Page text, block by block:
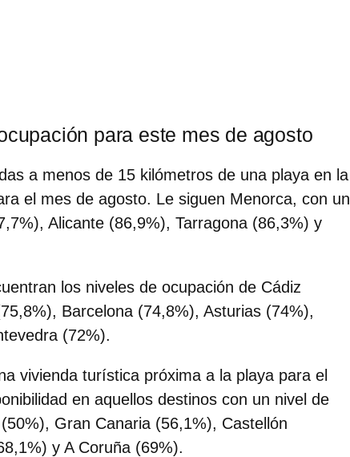
para este mes de agosto
a menos de 15 kilómetros de una playa en la
el mes de agosto. Le siguen Menorca, con un
Alicante (86,9%), Tarragona (86,3%) y
los niveles de ocupación de Cádiz
Barcelona (74,8%), Asturias (74%),
(72%).
vivienda turística próxima a la playa para el
en aquellos destinos con un nivel de
Gran Canaria (56,1%), Castellón
y A Coruña (69%).